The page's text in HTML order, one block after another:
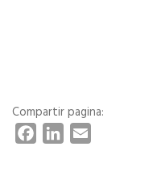
Compartir pagina: